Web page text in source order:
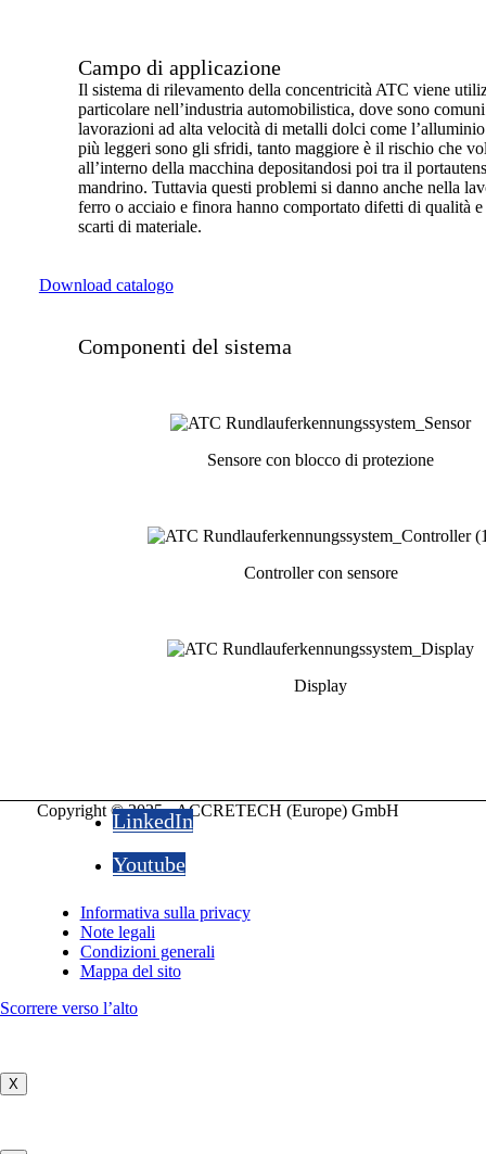
Campo di applicazione
Il sistema di rilevamento della concentricità ATC viene
particolare nell’industria automobilistica, dove sono
lavorazioni ad alta velocità di metalli dolci come
più leggeri sono gli sfridi, tanto maggiore è il rischio che
all’interno della macchina depositandosi poi tra il
mandrino. Tuttavia questi problemi si danno anche nella
ferro o acciaio e finora hanno comportato difetti di qualità e
scarti di materiale.
Download catalogo
Componenti del sistema
Sensore con blocco di protezione
Controller con sensore
Display
Copyright © 2025 - ACCRETECH (Europe) GmbH
LinkedIn
Youtube
Informativa sulla privacy
Note legali
Condizioni generali
Mappa del sito
Scorrere verso l’alto
X